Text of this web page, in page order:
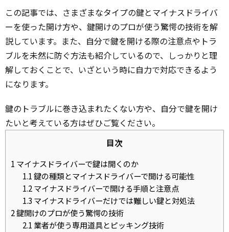
この記事では、さまざまなタイプの鍵とマイナスドライバ
ーを使った開け方や、鍵開けのプロが使う驚愕の技術を解
説しています。また、自分で鍵を開ける際の注意点やトラ
ブルを未然に防ぐ方法も紹介しているので、しっかりと理
解しておくことで、いざという時に自力で対応できるよう
になります。
鍵のトラブルに巻き込まれたくない方や、自分で鍵を開け
たいと考えている方はぜひご覧ください。
目次
1 マイナスドライバーで鍵は開くのか
1.1鍵の種類とマイナスドライバーで開ける可能性
1.2マイナスドライバーで開ける手順と注意点
1.3 マイナスドライバーだけでは難しい鍵と対処法
2鍵開けのプロが使う驚愕の技術
2.1 業者が使う専用道具とピッキング技術